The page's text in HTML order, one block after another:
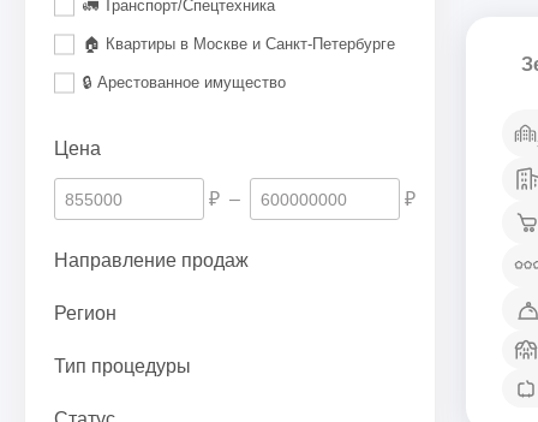
🚛 Транспорт/Спецтехника
🏠 Квартиры в Москве и Санкт-Петербурге
🔒 Арестованное имущество
Цена
₽ – ₽
Направление продаж
Регион
Тип процедуры